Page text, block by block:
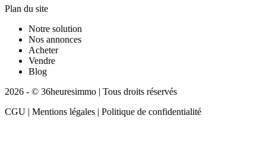
Plan du site
Notre solution
Nos annonces
Acheter
Vendre
Blog
2026 - © 36heuresimmo | Tous droits réservés
CGU | Mentions légales | Politique de confidentialité